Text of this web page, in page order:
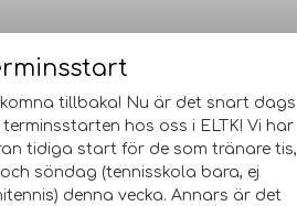
tillbaka! Nu är det snart dags
hos oss i ELTK! Vi har
tidiga start för de som tränare tis,
söndag (tennisskola bara, ej
denna vecka. Annars är det